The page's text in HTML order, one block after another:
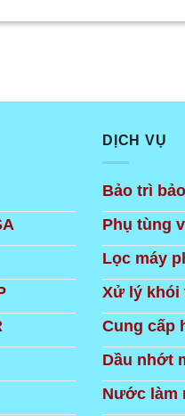
DỊCH VỤ
Bảo trì
Phụ tùng
Lọc máy
Xử lý khói
Cung cấp
Dầu nhớt
Nước làm